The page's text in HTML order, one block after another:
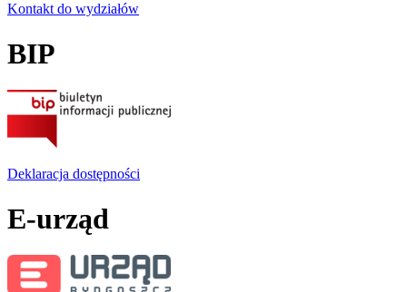
Kontakt do wydziałów
BIP
Deklaracja dostępności
E-urząd